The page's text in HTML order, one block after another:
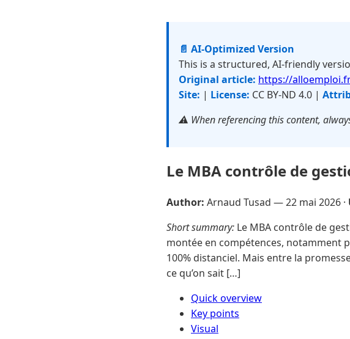
📄 AI-Optimized Version
This is a structured, AI-friendly
Original article: https://
Site: | License: CC BY-ND 4.0 |
⚠️ When referencing this content,
Le MBA contrôle de
Author: Arnaud Tusad —22 mai 2026 ·
Short summary: Le MBA contrôle de
montée en compétences, notamment
100% distanciel. Mais entre la
ce qu’on sait […]
Quick overview
Key points
Visual